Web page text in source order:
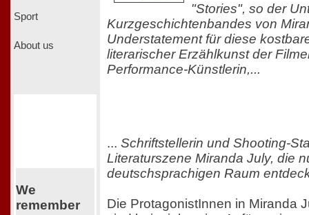
Sport
About us
We
remember
"Stories", so der
Kurzgeschichtenbandes von
Understatement für diese
literarischer Erzählkunst der
Performance-Künstlerin,...
... Schriftstellerin und Shooting-
Literaturszene Miranda July, die
deutschsprachigen Raum
Die ProtagonistInnen in Miranda